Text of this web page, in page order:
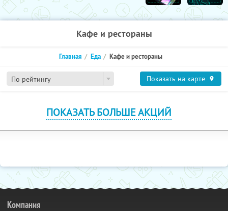
Кафе и рестораны
По рейтингу
Главная Еда Кафе и рестораны
Показать на карте
ПОКАЗАТЬ БОЛЬШЕ АКЦИЙ
Компания